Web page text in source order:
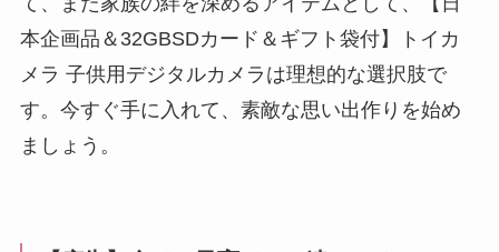
本企画品＆32GBSDカード＆ギフト袋付】トイカ
メラ 子供用デジタルカメラは理想的な選択肢で
す。今すぐ手に入れて、素敵な思い出作りを始め
ましょう。